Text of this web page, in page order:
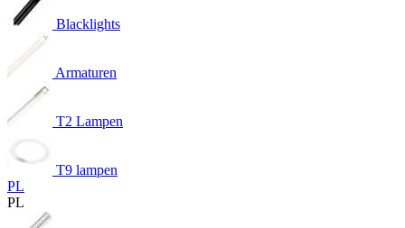
Blacklights
Armaturen
T2 Lampen
T9 lampen
PL
PL